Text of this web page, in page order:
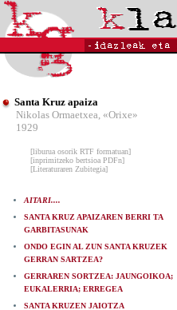
Santa Kruz apaiza
Nikolas Ormaetxea, «Orixe»
1929
[liburua osorik RTF formatuan]
[inprimitzeko bertsioa PDFn]
[Literaturaren Zubitegia]
AITARI....
SANTA KRUZ APAIZAREN BERRI TA
GARBITASUNAK
ONDO EGIN AL ZUN SANTA KRUZEK
GERRAN SARTZEA?
GERRAREN SORTZEA: JAUNGOIKOA;
EUKALERRIA; ERREGEA
SANTA KRUZEN JAIOTZA